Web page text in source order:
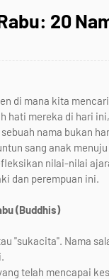
20
di mana kita
hati mereka di hari
nama bukan
sang anak
nilai-nilai
dan perempuan ini.
(Buddhis)
"sukacita". Nama
telah mencapai